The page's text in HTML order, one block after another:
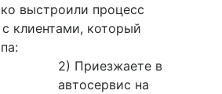
выстроили процесс
клиентами, который
2) Приезжаете в
автосервис на